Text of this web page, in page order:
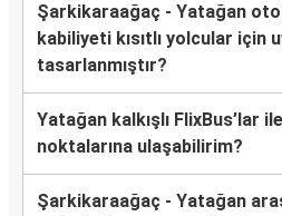
Şarkikaraağaç - Yatağan
kabiliyeti kısıtlı yolcular için
tasarlanmıştır?
Yatağan kalkışlı FlixBus’lar
noktalarına ulaşabilirim?
Şarkikaraağaç - Yatağan